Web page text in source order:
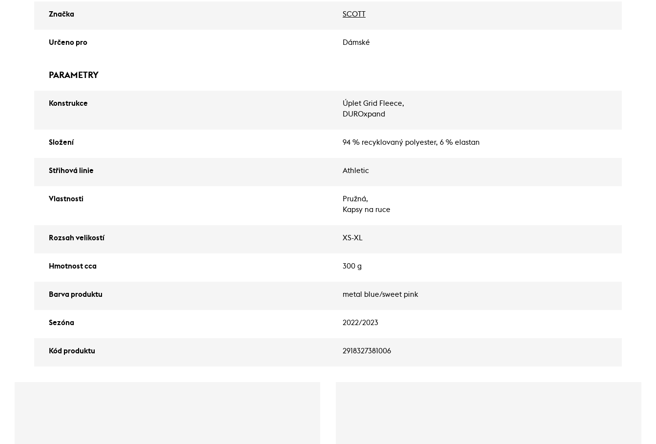
Značka SCOTT
Určeno pro Dámské
PARAMETRY
Konstrukce
Úplet Grid Fleece,
DUROxpand
Složení 94 % recyklovaný polyester, 6 % elastan
Střihová linie Athletic
Vlastnosti
Pružná,
Kapsy na ruce
Rozsah velikostí XS-XL
Hmotnost cca 300 g
Barva produktu metal blue/sweet pink
Sezóna 2022/2023
Kód produktu 2918327381006